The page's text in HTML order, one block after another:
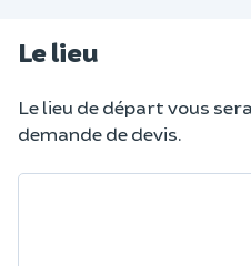
Le lieu
Le lieu de départ vous
demande de devis.